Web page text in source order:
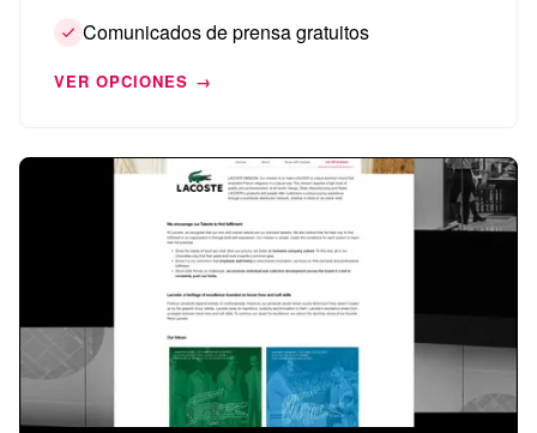
Comunicados de prensa gratuitos
VER OPCIONES →